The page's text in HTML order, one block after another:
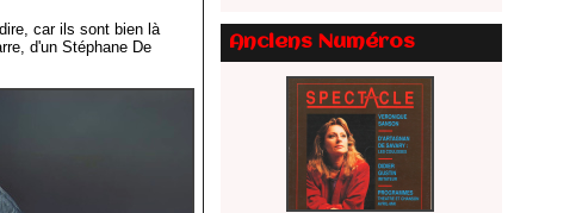
car ils sont bien là
d'un Stéphane De
Anciens Numéros